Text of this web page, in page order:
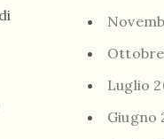
Luglio
Giugno